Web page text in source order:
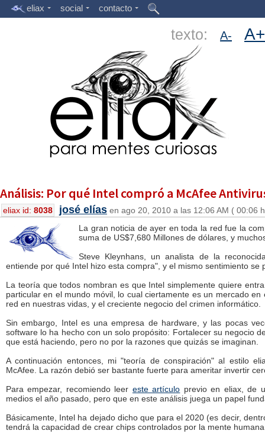
eliax social contacto
texto: A- A+
Análisis: Por qué Intel compró a McAfee
eliax id: 8038 josé elías en ago 20, 2010 a las 12:06 AM ( 00:06
La gran noticia de ayer en toda la red fue la
suma de US$7,680 Millones de dólares, y
Steve Kleynhans, un analista de la
entiende por qué Intel hizo esta compra", y el mismo sentimiento
La teoría que todos nombran es que Intel simplemente quiere
particular en el mundo móvil, lo cual ciertamente es un mercado
red en nuestras vidas, y el creciente negocio del crimen informático.
Sin embargo, Intel es una empresa de hardware, y las pocas
software lo ha hecho con un solo propósito: Fortalecer su negocio
que está haciendo, pero no por la razones que quizás se imaginan.
A continuación entonces, mi "teoría de conspiración" al estilo
McAfee. La razón debió ser bastante fuerte para ameritar invertir
Para empezar, recomiendo leer este artículo previo en eliax, de
medios el año pasado, pero que en este análisis juega un papel
Básicamente, Intel ha dejado dicho que para el 2020 (es decir,
tendrá la capacidad de crear chips controlados por la mente